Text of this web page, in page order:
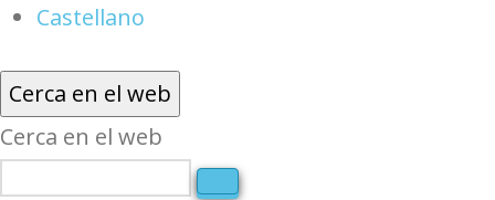
Castellano
Cerca en el web
Cerca en el web